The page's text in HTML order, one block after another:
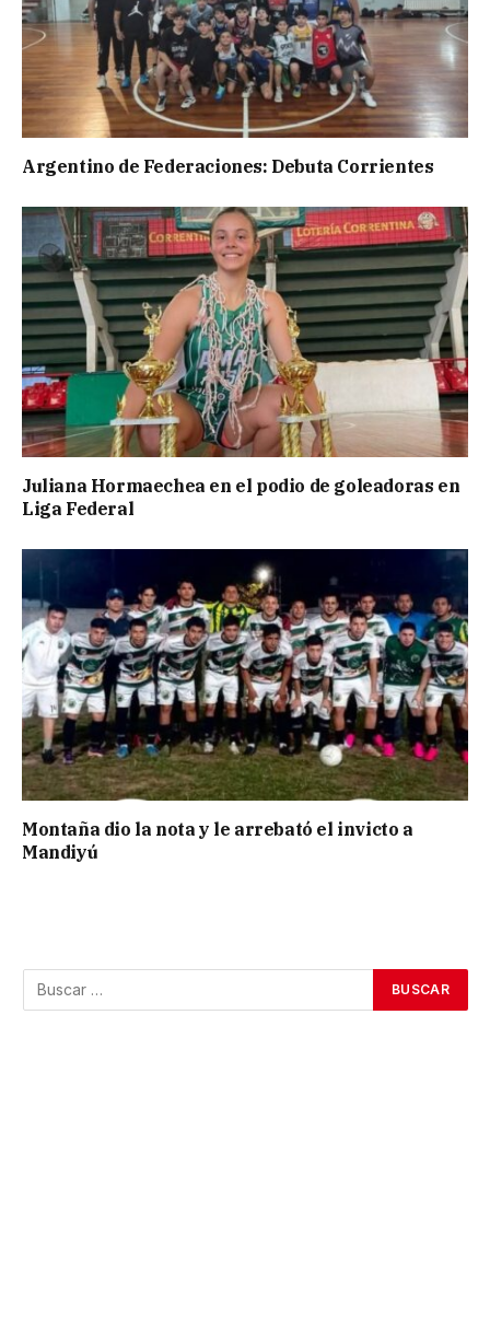
Argentino de Federaciones: Debuta Corrientes
Juliana Hormaechea en el podio de goleadoras en
Liga Federal
Montaña dio la nota y le arrebató el invicto a
Mandiyú